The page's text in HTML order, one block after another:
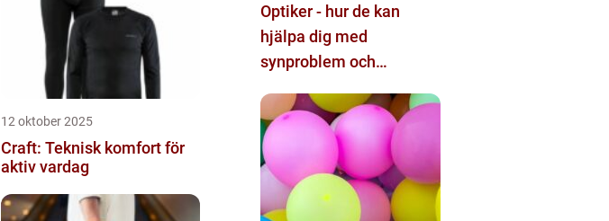
12 oktober 2025
Craft: Teknisk komfort för
aktiv vardag
Optiker - hur de kan
hjälpa dig med
synproblem och